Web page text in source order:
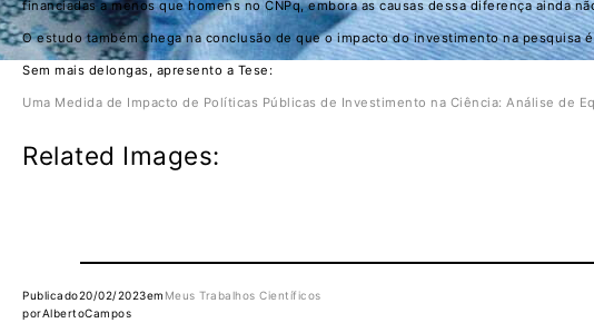
financiadas a menos que homens no CNPq, embora as causas dessa diferença ainda
O estudo também chega na conclusão de que o impacto do investimento na
Sem mais delongas, apresento a Tese:
Uma Medida de Impacto de Políticas Públicas de Investimento na Ciência: Análise de
Related Images:
Publicado20/02/2023em Meus Trabalhos Científicos
porAlbertoCampos